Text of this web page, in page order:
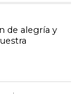
de alegría y